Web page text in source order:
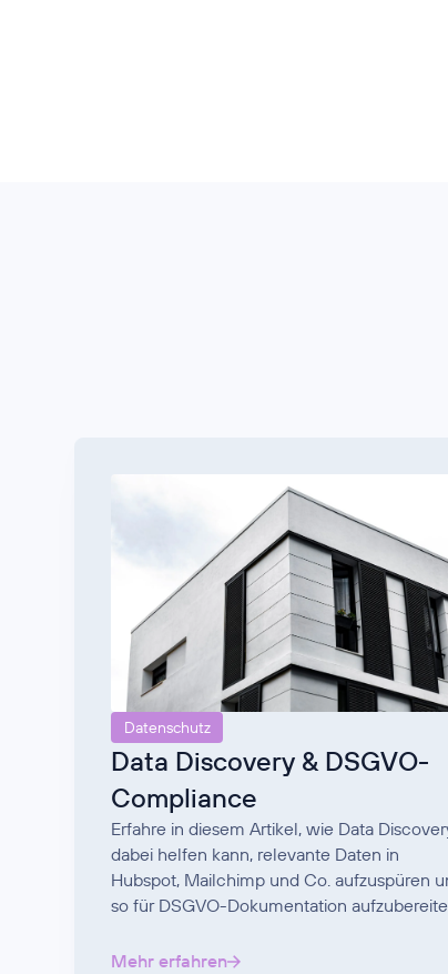
Datenschutz
Data Discovery & DSGVO-
Compliance
Erfahre in diesem Artikel, wie Data
dabei helfen kann, relevante Daten in
Hubspot, Mailchimp und Co. aufzuspüren
so für DSGVO-Dokumentation
Mehr erfahren